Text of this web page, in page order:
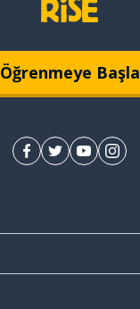
Öğrenmeye Başla